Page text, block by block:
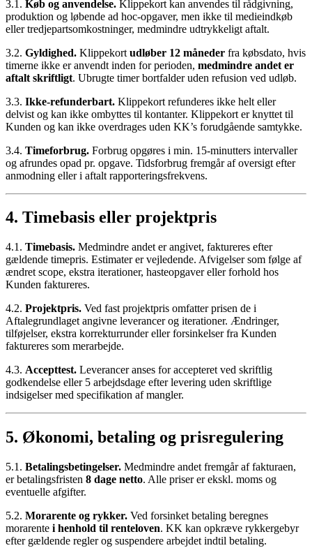
3.1. Køb og anvendelse. Klippekort kan anvendes til rådgivning,
produktion og løbende ad hoc-opgaver, men ikke til medieindkøb
eller tredjepartsomkostninger, medmindre udtrykkeligt aftalt.
3.2. Gyldighed. Klippekort udløber 12 måneder fra købsdato, hvis
timerne ikke er anvendt inden for perioden, medmindre andet er
aftalt skriftligt. Ubrugte timer bortfalder uden refusion ved udløb.
3.3. Ikke-refunderbart. Klippekort refunderes ikke helt eller
delvist og kan ikke ombyttes til kontanter. Klippekort er knyttet til
Kunden og kan ikke overdrages uden KK’s forudgående samtykke.
3.4. Timeforbrug. Forbrug opgøres i min. 15-minutters intervaller
og afrundes opad pr. opgave. Tidsforbrug fremgår af oversigt efter
anmodning eller i aftalt rapporteringsfrekvens.
4. Timebasis eller projektpris
4.1. Timebasis. Medmindre andet er angivet, faktureres efter
gældende timepris. Estimater er vejledende. Afvigelser som følge af
ændret scope, ekstra iterationer, hasteopgaver eller forhold hos
Kunden faktureres.
4.2. Projektpris. Ved fast projektpris omfatter prisen de i
Aftalegrundlaget angivne leverancer og iterationer. Ændringer,
tilføjelser, ekstra korrekturrunder eller forsinkelser fra Kunden
faktureres som merarbejde.
4.3. Accepttest. Leverancer anses for accepteret ved skriftlig
godkendelse eller 5 arbejdsdage efter levering uden skriftlige
indsigelser med specifikation af mangler.
5. Økonomi, betaling og prisregulering
5.1. Betalingsbetingelser. Medmindre andet fremgår af fakturaen,
er betalingsfristen 8 dage netto. Alle priser er ekskl. moms og
eventuelle afgifter.
5.2. Morarente og rykker. Ved forsinket betaling beregnes
morarente i henhold til renteloven. KK kan opkræve rykkergebyr
efter gældende regler og suspendere arbejdet indtil betaling.